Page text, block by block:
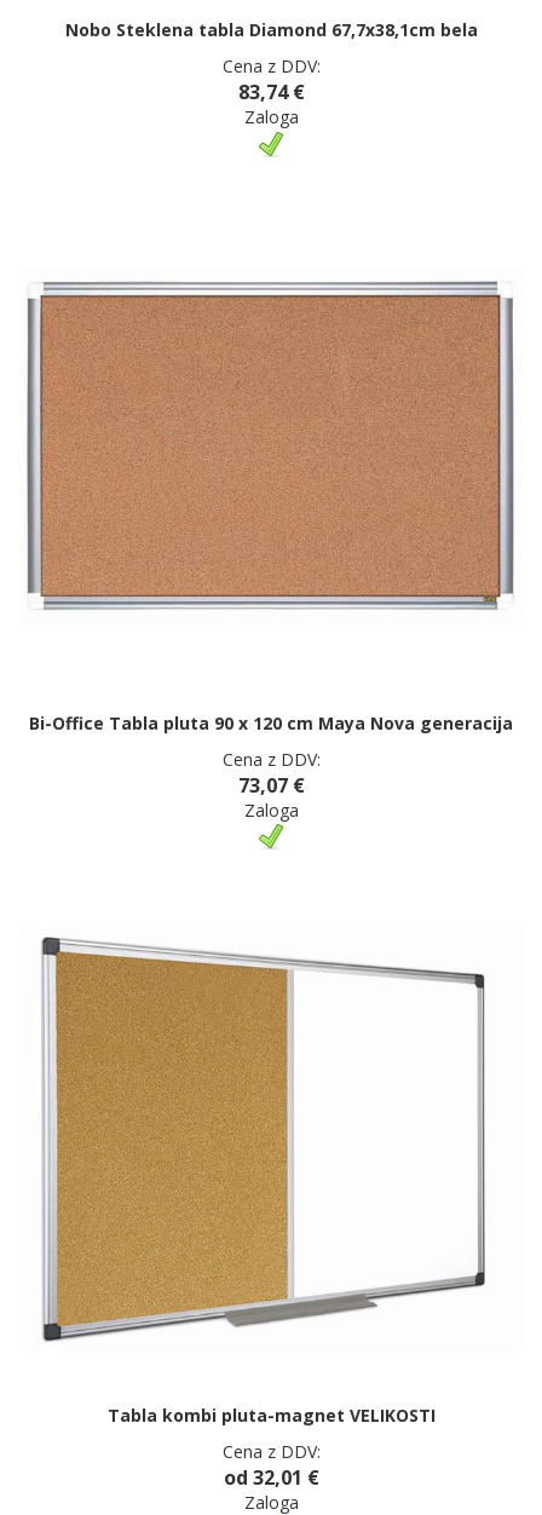
Nobo Steklena tabla Diamond 67,7x38,1cm bela
Cena z DDV:
83,74 €
Zaloga
Bi-Office Tabla pluta 90 x 120 cm Maya Nova generacija
Cena z DDV:
73,07 €
Zaloga
Tabla kombi pluta-magnet VELIKOSTI
Cena z DDV:
od 32,01 €
Zaloga